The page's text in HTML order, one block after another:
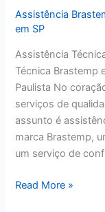
Assistência
em SP
Assistência
Técnica Brastemp
Paulista No
serviços de
assunto é
marca Brastemp,
um serviço de
Assistência
Read More »